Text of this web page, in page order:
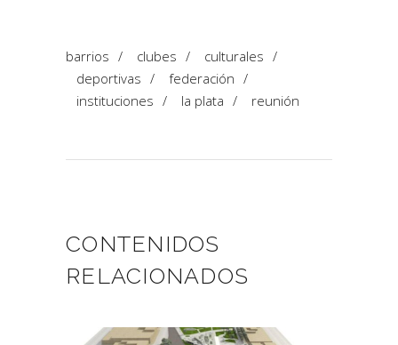
barrios / clubes / culturales /
deportivas / federación /
instituciones / la plata / reunión
CONTENIDOS
RELACIONADOS